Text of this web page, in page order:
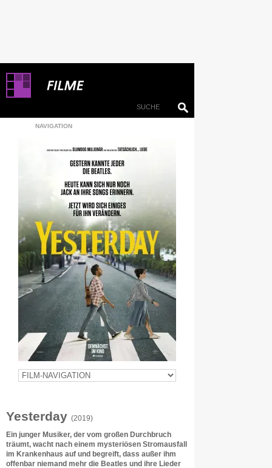
NAVIGATION
Yesterday (2019)
Ein junger Musiker, der vom großen Durchbruch
träumt, wacht nach einem mysteriösen Stromausfall
im Krankenhaus auf und begreift, dass außer ihm
offenbar niemand mehr die Beatles und ihre Lieder